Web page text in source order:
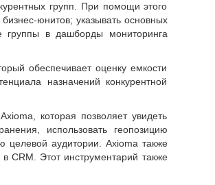
групп. При помощи этого
юнитов; указывать основных
группы в дашборды мониторинга
обеспечивает оценку емкости
назначений конкурентной
которая позволяет увидеть
использовать геопозицию
целевой аудитории. Axioma также
CRM. Этот инструментарий также